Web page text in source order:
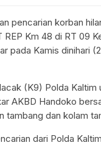
pencarian korban
Km 48 di RT 09
pada Kamis dinihari
(K9) Polda Kaltim
AKBD Handoko
tambang dan kolam
dari Polda